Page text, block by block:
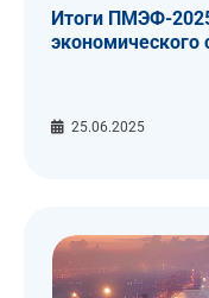
Итоги ПМЭФ-
экономического
25.06.2025